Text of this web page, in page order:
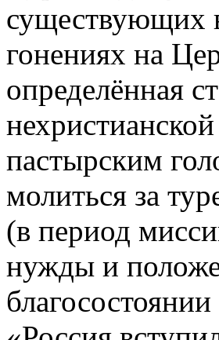
существующих
гонениях на
определённая
пастырским
молиться за
(в период
нужды и